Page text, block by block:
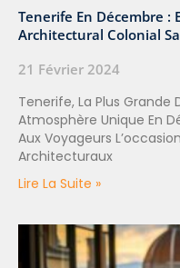
Tenerife En Décembre :
Architectural Colonial
21 Février 2024
Tenerife, La Plus Grande
Atmosphère Unique En
Aux Voyageurs
Architecturaux
Lire La Suite »